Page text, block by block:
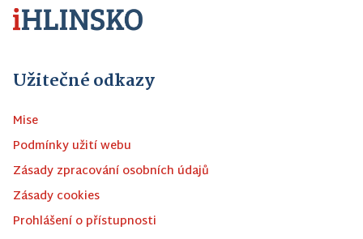
Užitečné odkazy
Mise
Podmínky užití webu
Zásady zpracování osobních údajů
Zásady cookies
Prohlášení o přístupnosti